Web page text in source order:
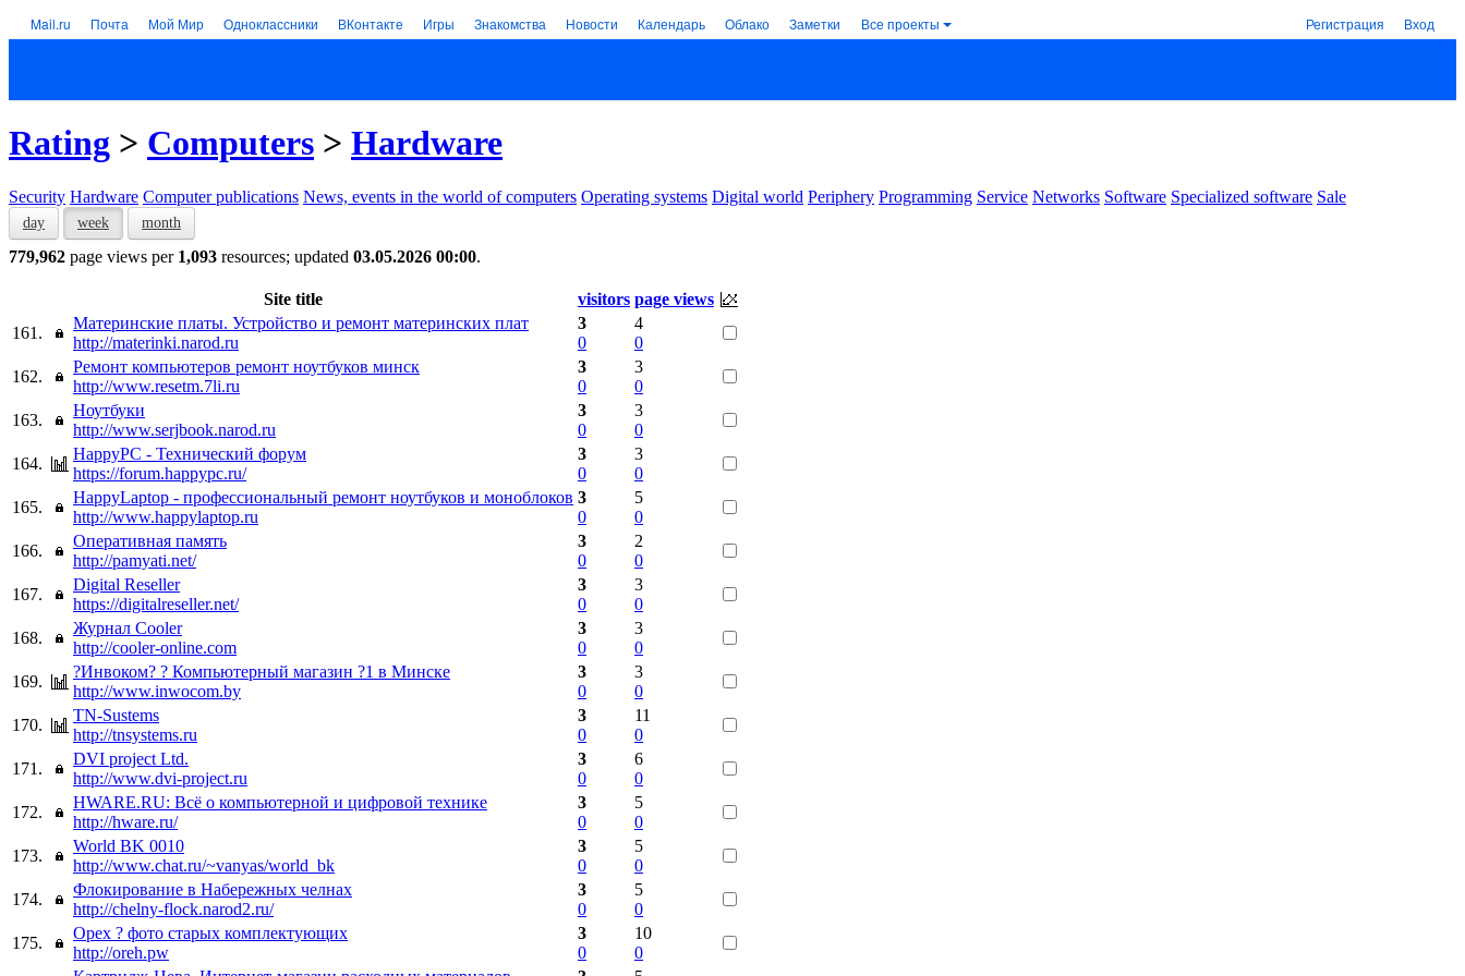
Mail.ru Почта Мой Мир Одноклассники ВКонтакте Игры Знакомства Новости Календарь Облако Заметки Все проекты Регистрация Вход
Rating > Computers > Hardware
Security Hardware Computer publications News, events in the world of computers Operating systems Digital world Periphery Programming Service Networks Software Specialized software Sale
day week month
779,962 page views per 1,093 resources; updated 03.05.2026 00:00.
Site title visitors page views
161.
Материнские платы. Устройство и ремонт материнских плат
http://materinki.narod.ru
3
0
4
0
162.
Ремонт компьютеров ремонт ноутбуков минск
http://www.resetm.7li.ru
3
0
3
0
163.
Ноутбуки
http://www.serjbook.narod.ru
3
0
3
0
164.
HappyPC - Технический форум
https://forum.happypc.ru/
3
0
3
0
165.
HappyLaptop - профессиональный ремонт ноутбуков и моноблоков
http://www.happylaptop.ru
3
0
5
0
166.
Оперативная память
http://pamyati.net/
3
0
2
0
167.
Digital Reseller
https://digitalreseller.net/
3
0
3
0
168.
Журнал Cooler
http://cooler-online.com
3
0
3
0
169.
?Инвоком? ? Компьютерный магазин ?1 в Минске
http://www.inwocom.by
3
0
3
0
170.
TN-Sustems
http://tnsystems.ru
3
0
11
0
171.
DVI project Ltd.
http://www.dvi-project.ru
3
0
6
0
172.
HWARE.RU: Всё о компьютерной и цифровой технике
http://hware.ru/
3
0
5
0
173.
World BK 0010
http://www.chat.ru/~vanyas/world_bk
3
0
5
0
174.
Флокирование в Набережных челнах
http://chelny-flock.narod2.ru/
3
0
5
0
175.
Орех ? фото старых комплектующих
http://oreh.pw
3
0
10
0